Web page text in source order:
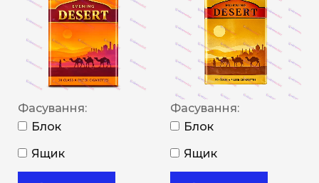
Фасування:
Блок
Ящик
Фасування:
Блок
Ящик